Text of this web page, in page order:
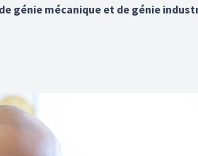
génie mécanique et de génie